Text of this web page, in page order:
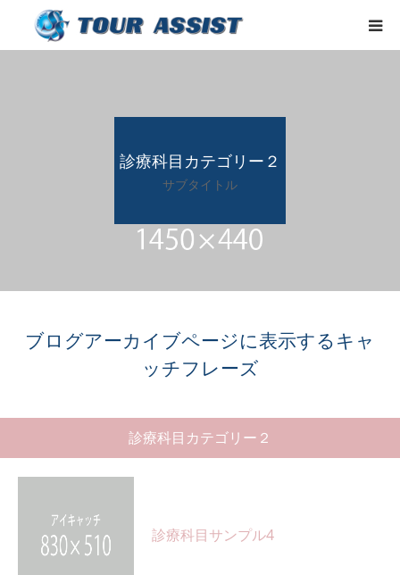
診療科目カテゴリー２
サブタイトル
ブログアーカイブページに表示するキャ
ッチフレーズ
診療科目カテゴリー２
診療科目サンプル4
会社概要